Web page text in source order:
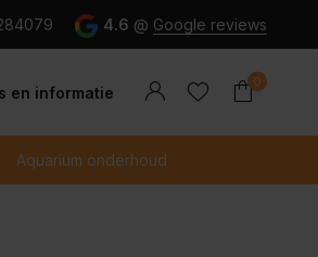
4.6 @ Google reviews
en informatie
0
Aquarium onderhoud